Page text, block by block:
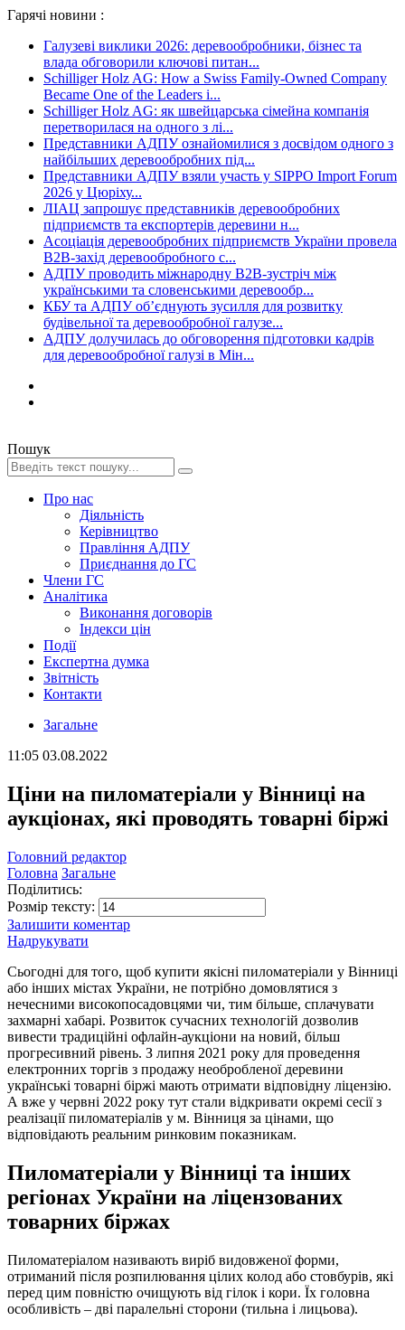
Гарячі новини :
Галузеві виклики 2026: деревообробники, бізнес та
влада обговорили ключові питан...
Schilliger Holz AG: How a Swiss Family-Owned Company
Became One of the Leaders i...
Schilliger Holz AG: як швейцарська сімейна компанія
перетворилася на одного з лі...
Представники АДПУ ознайомилися з досвідом одного з
найбільших деревообробних під...
Представники АДПУ взяли участь у SIPPO Import Forum
2026 у Цюріху...
ЛІАЦ запрошує представників деревообробних
підприємств та експортерів деревини н...
Асоціація деревообробних підприємств України провела
B2B-захід деревообробного с...
АДПУ проводить міжнародну B2B-зустріч між
українськими та словенськими деревообр...
КБУ та АДПУ об’єднують зусилля для розвитку
будівельної та деревообробної галузе...
АДПУ долучилась до обговорення підготовки кадрів
для деревообробної галузі в Мін...
Пошук
Про нас
Діяльність
Керівництво
Правління АДПУ
Приєднання до ГС
Члени ГС
Аналітика
Виконання договорів
Індекси цін
Події
Експертна думка
Звітність
Контакти
Загальне
11:05 03.08.2022
Ціни на пиломатеріали у Вінниці на
аукціонах, які проводять товарні біржі
Головний редактор
Головна Загальне
Поділитись:
Розмір тексту:
Залишити коментар
Надрукувати
Сьогодні для того, щоб купити якісні пиломатеріали у Вінниці
або інших містах України, не потрібно домовлятися з
нечесними високопосадовцями чи, тим більше, сплачувати
захмарні хабарі. Розвиток сучасних технологій дозволив
вивести традиційні офлайн-аукціони на новий, більш
прогресивний рівень. З липня 2021 року для проведення
електронних торгів з продажу необробленої деревини
українські товарні біржі мають отримати відповідну ліцензію.
А вже у червні 2022 року тут стали відкривати окремі сесії з
реалізації пиломатеріалів у м. Вінниця за цінами, що
відповідають реальним ринковим показникам.
Пиломатеріали у Вінниці та інших
регіонах України на ліцензованих
товарних біржах
Пиломатеріалом називають виріб видовженої форми,
отриманий після розпилювання цілих колод або стовбурів, які
перед цим повністю очищують від гілок і кори. Їх головна
особливість – дві паралельні сторони (тильна і лицьова).